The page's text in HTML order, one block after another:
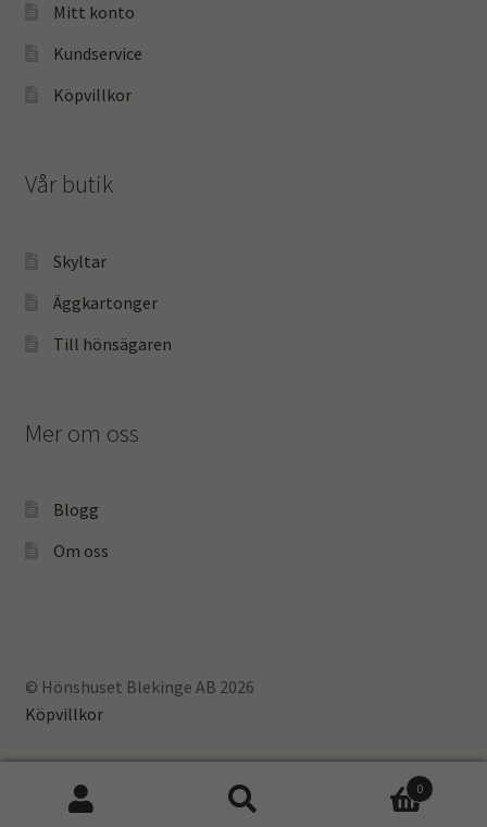
Mitt konto
Kundservice
Köpvillkor
Vår butik
Skyltar
Äggkartonger
Till hönsägaren
Mer om oss
Blogg
Om oss
© Hönshuset Blekinge AB 2026
Köpvillkor
0